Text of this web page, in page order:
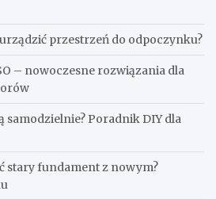
przestrzeń do odpoczynku?
– nowoczesne rozwiązania dla
samodzielnie? Poradnik DIY dla
stary fundament z nowym?